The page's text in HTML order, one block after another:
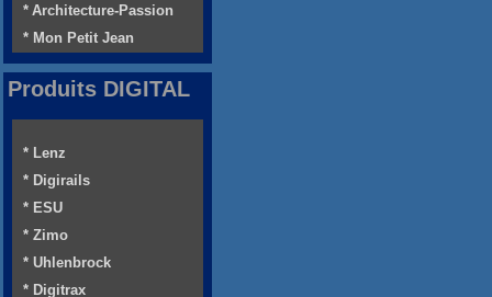
* Architecture-Passion
* Mon Petit Jean
Produits DIGITAL
* Lenz
* Digirails
* ESU
* Zimo
* Uhlenbrock
* Digitrax